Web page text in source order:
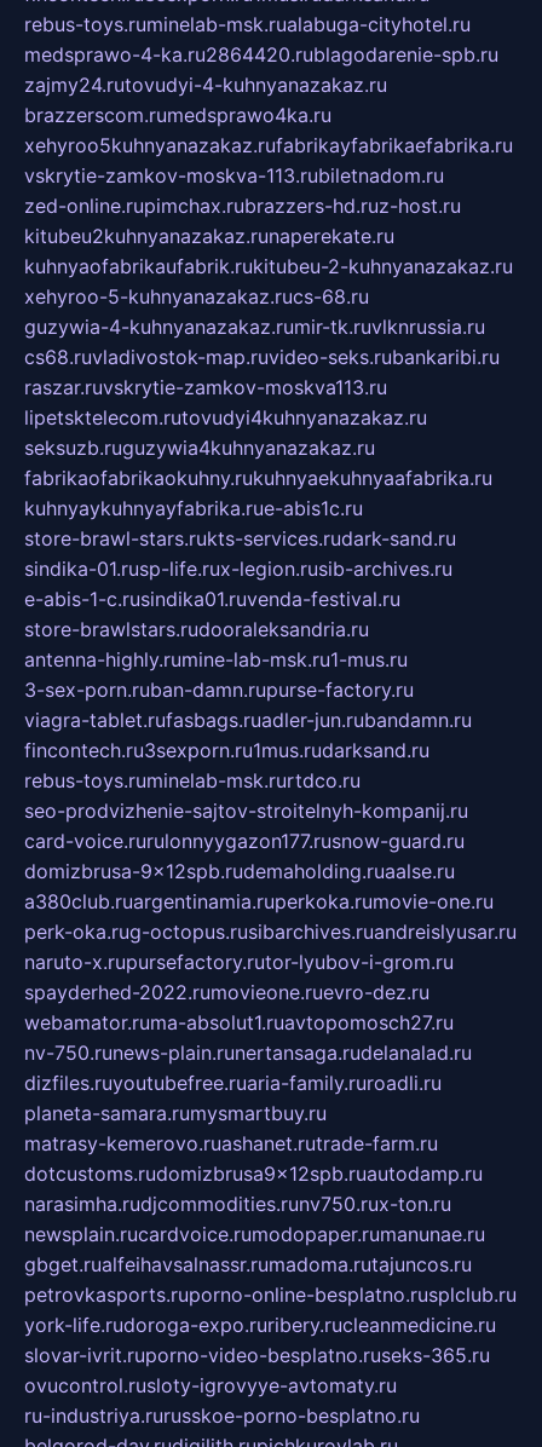
rebus-toys.ruminelab-msk.rualabuga-cityhotel.ru
medsprawo-4-ka.ru2864420.rublagodarenie-spb.ru
zajmy24.rutovudyi-4-kuhnyanazakaz.ru
brazzerscom.rumedsprawo4ka.ru
xehyroo5kuhnyanazakaz.rufabrikayfabrikaefabrika.ru
vskrytie-zamkov-moskva-113.rubiletnadom.ru
zed-online.rupimchax.rubrazzers-hd.ruz-host.ru
kitubeu2kuhnyanazakaz.runaperekate.ru
kuhnyaofabrikaufabrik.rukitubeu-2-kuhnyanazakaz.ru
xehyroo-5-kuhnyanazakaz.rucs-68.ru
guzywia-4-kuhnyanazakaz.rumir-tk.ruvlknrussia.ru
cs68.ruvladivostok-map.ruvideo-seks.rubankaribi.ru
raszar.ruvskrytie-zamkov-moskva113.ru
lipetsktelecom.rutovudyi4kuhnyanazakaz.ru
seksuzb.ruguzywia4kuhnyanazakaz.ru
fabrikaofabrikaokuhny.rukuhnyaekuhnyaafabrika.ru
kuhnyaykuhnyayfabrika.rue-abis1c.ru
store-brawl-stars.rukts-services.rudark-sand.ru
sindika-01.rusp-life.rux-legion.rusib-archives.ru
e-abis-1-c.rusindika01.ruvenda-festival.ru
store-brawlstars.rudooraleksandria.ru
antenna-highly.rumine-lab-msk.ru1-mus.ru
3-sex-porn.ruban-damn.rupurse-factory.ru
viagra-tablet.rufasbags.ruadler-jun.rubandamn.ru
fincontech.ru3sexporn.ru1mus.rudarksand.ru
rebus-toys.ruminelab-msk.rurtdco.ru
seo-prodvizhenie-sajtov-stroitelnyh-kompanij.ru
card-voice.rurulonnyygazon177.rusnow-guard.ru
domizbrusa-9x12spb.rudemaholding.ruaalse.ru
a380club.ruargentinamia.ruperkoka.rumovie-one.ru
perk-oka.rug-octopus.rusibarchives.ruandreislyusar.ru
naruto-x.rupursefactory.rutor-lyubov-i-grom.ru
spayderhed-2022.rumovieone.ruevro-dez.ru
webamator.ruma-absolut1.ruavtopomosch27.ru
nv-750.runews-plain.runertansaga.rudelanalad.ru
dizfiles.ruyoutubefree.ruaria-family.ruroadli.ru
planeta-samara.rumysmartbuy.ru
matrasy-kemerovo.ruashanet.rutrade-farm.ru
dotcustoms.rudomizbrusa9x12spb.ruautodamp.ru
narasimha.rudjcommodities.runv750.rux-ton.ru
newsplain.rucardvoice.rumodopaper.rumanunae.ru
gbget.rualfeihavsalnassr.rumadoma.rutajuncos.ru
petrovkasports.ruporno-online-besplatno.rusplclub.ru
york-life.rudoroga-expo.ruribery.rucleanmedicine.ru
slovar-ivrit.ruporno-video-besplatno.ruseks-365.ru
ovucontrol.rusloty-igrovyye-avtomaty.ru
ru-industriya.rurusskoe-porno-besplatno.ru